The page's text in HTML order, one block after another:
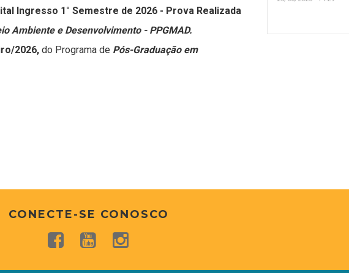
Ingresso 1° Semestre de 2026 - Prova Realizada
Ambiente e Desenvolvimento - PPGMAD.
2026, do Programa de Pós-Graduação em
CONECTE-SE CONOSCO